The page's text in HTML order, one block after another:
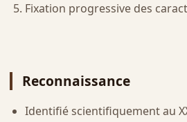
Fixation progressive des
Reconnaissance
Identifié scientifiquement au